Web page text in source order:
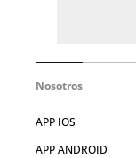
Nosotros
APP IOS
APP ANDROID